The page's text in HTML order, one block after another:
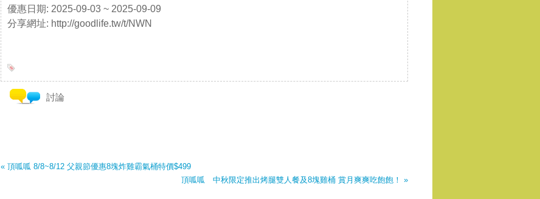
優惠日期: 2025-09-03 ~ 2025-09-09
分享網址: http://goodlife.tw/t/NWN
討論
« 頂呱呱 8/8~8/12 父親節優惠8塊炸雞霸氣桶特價$499
頂呱呱 中秋限定推出烤腿雙人餐及8塊雞桶 賞月爽爽吃飽飽！ »